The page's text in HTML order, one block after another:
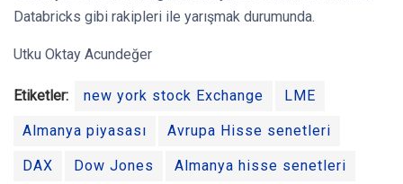
Databricks gibi rakipleri ile yarışmak durumunda.
Utku Oktay Acundeğer
Etiketler: new york stock Exchange LME
Almanya piyasası Avrupa Hisse senetleri
DAX Dow Jones Almanya hisse senetleri